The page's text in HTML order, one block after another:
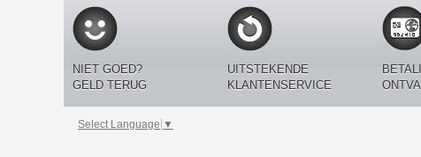
NIET GOED?
GELD TERUG
UITSTEKENDE
KLANTENSERVICE
Select Language ▼